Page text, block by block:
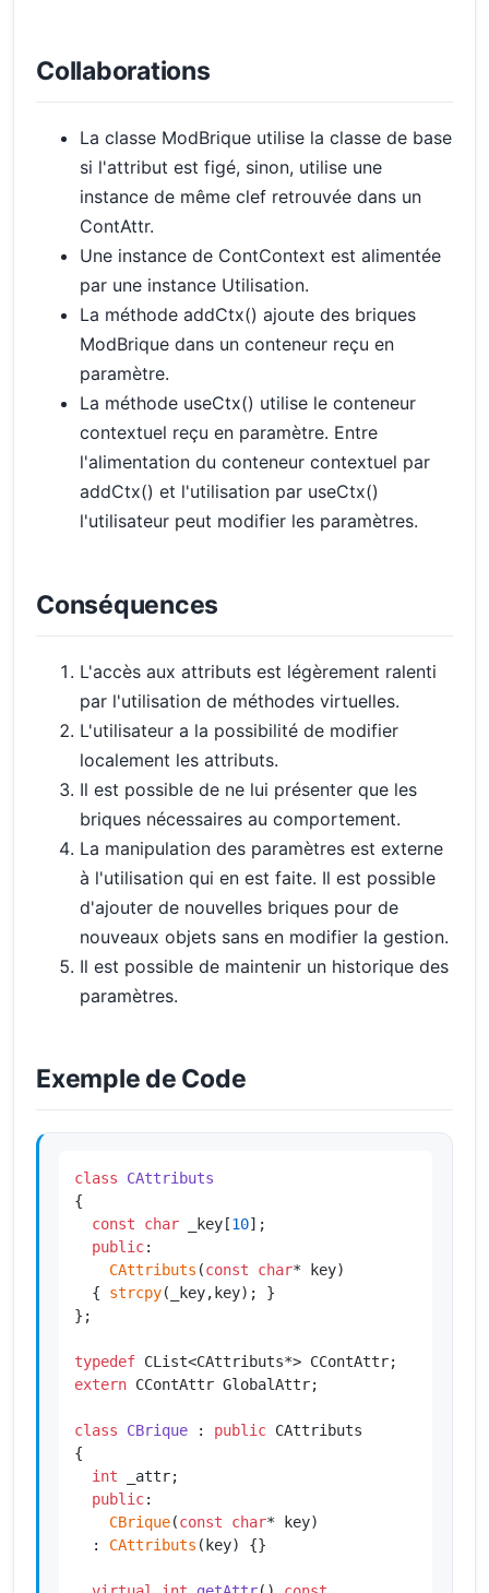
Collaborations
La classe ModBrique utilise la classe de base
si l'attribut est figé, sinon, utilise une
instance de même clef retrouvée dans un
ContAttr.
Une instance de ContContext est alimentée
par une instance Utilisation.
La méthode addCtx() ajoute des briques
ModBrique dans un conteneur reçu en
paramètre.
La méthode useCtx() utilise le conteneur
contextuel reçu en paramètre. Entre
l'alimentation du conteneur contextuel par
addCtx() et l'utilisation par useCtx()
l'utilisateur peut modifier les paramètres.
Conséquences
L'accès aux attributs est légèrement ralenti
par l'utilisation de méthodes virtuelles.
L'utilisateur a la possibilité de modifier
localement les attributs.
Il est possible de ne lui présenter que les
briques nécessaires au comportement.
La manipulation des paramètres est externe
à l'utilisation qui en est faite. Il est possible
d'ajouter de nouvelles briques pour de
nouveaux objets sans en modifier la gestion.
Il est possible de maintenir un historique des
paramètres.
Exemple de Code
class
CAttributs
{
const
char _key[10];
public:
CAttributs (const char* key)
  {
strcpy(_key,key); }
};
typedef
extern CContAttr GlobalAttr;
class CBrique : public CAttributs
{
int _attr;
public:
CBrique(const char* key)
  :
CAttributs (key) {}